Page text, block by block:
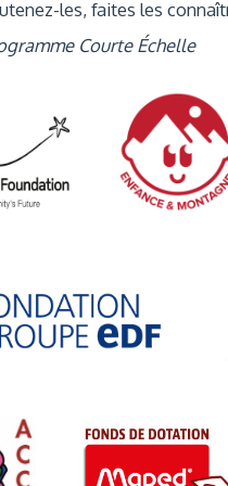
les, faites les
Courte Échelle